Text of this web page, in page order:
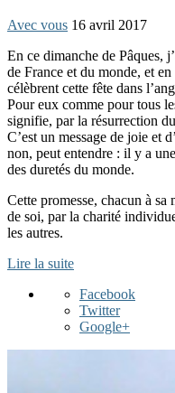
Avec vous 16 avril 2017
En ce dimanche de Pâques,
de France et du monde, et
célèbrent cette fête dans
Pour eux comme pour tous
signifie, par la résurrection
C’est un message de joie et
non, peut entendre : il y a
des duretés du monde.
Cette promesse, chacun à
de soi, par la charité
les autres.
Lire la suite
Facebook
Twitter
Google+